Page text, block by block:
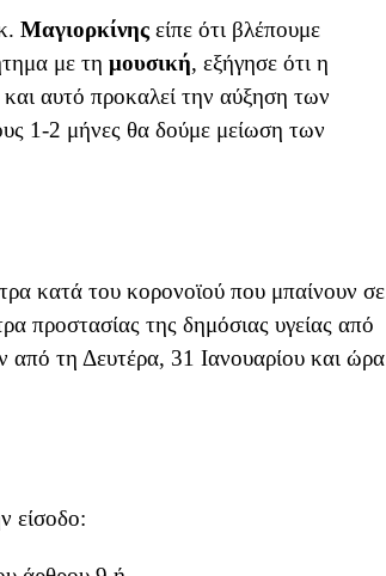
Μαγιορκίνης είπε ότι βλέπουμε
με τη μουσική, εξήγησε ότι η
αυτό προκαλεί την αύξηση των
1-2 μήνες θα δούμε μείωση των
κατά του κορονοϊού που μπαίνουν σε
προστασίας της δημόσιας υγείας από
από τη Δευτέρα, 31 Ιανουαρίου και ώρα
είσοδο: